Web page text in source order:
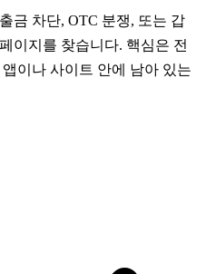
금 차단, OTC 분쟁, 또는 갑
이지를 찾습니다. 핵심은 전
이나 사이트 안에 남아 있는